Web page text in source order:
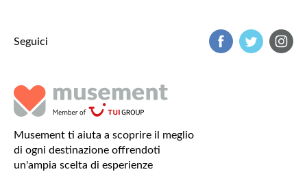
Seguici
Musement ti aiuta a scoprire il meglio
di ogni destinazione offrendoti
un'ampia scelta di esperienze